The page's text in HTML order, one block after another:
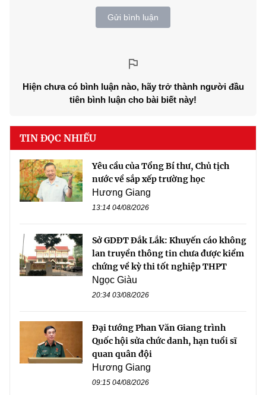
Gửi bình luận
Hiện chưa có bình luận nào, hãy trở thành người đầu
tiên bình luận cho bài biết này!
TIN ĐỌC NHIỀU
Yêu cầu của Tổng Bí thư, Chủ tịch
nước về sắp xếp trường học
Hương Giang
13:14 04/08/2026
Sở GDĐT Đắk Lắk: Khuyến cáo không
lan truyền thông tin chưa được kiểm
chứng về kỳ thi tốt nghiệp THPT
Ngọc Giàu
20:34 03/08/2026
Đại tướng Phan Văn Giang trình
Quốc hội sửa chức danh, hạn tuổi sĩ
quan quân đội
Hương Giang
09:15 04/08/2026